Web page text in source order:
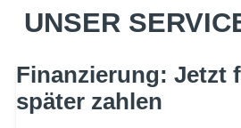
UNSER
Finanzierung: Jetzt
später zahlen